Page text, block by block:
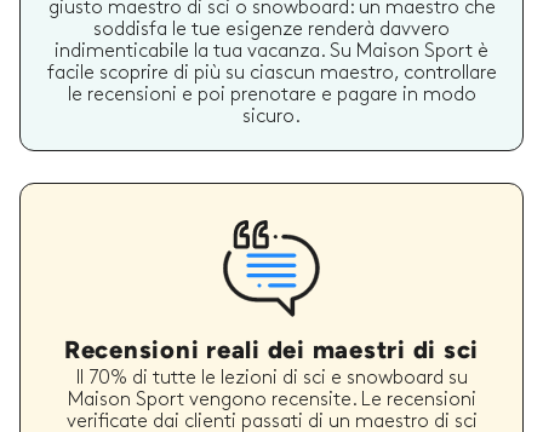
giusto maestro di sci o snowboard: un maestro che
soddisfa le tue esigenze renderà davvero
indimenticabile la tua vacanza. Su Maison Sport è
facile scoprire di più su ciascun maestro, controllare
le recensioni e poi prenotare e pagare in modo
sicuro.
Recensioni reali dei maestri di sci
Il 70% di tutte le lezioni di sci e snowboard su
Maison Sport vengono recensite. Le recensioni
verificate dai clienti passati di un maestro di sci